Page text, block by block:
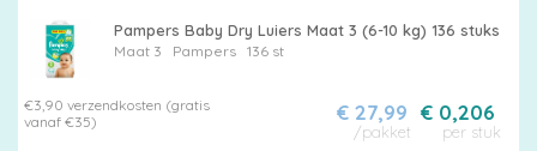
Pampers Baby Dry Luiers Maat 3 (6-10 kg) 136 stuks
Maat 3 Pampers 136 st
€3,90 verzendkosten (gratis
vanaf €35)
€ 0,206
per stuk
€ 27,99
/pakket